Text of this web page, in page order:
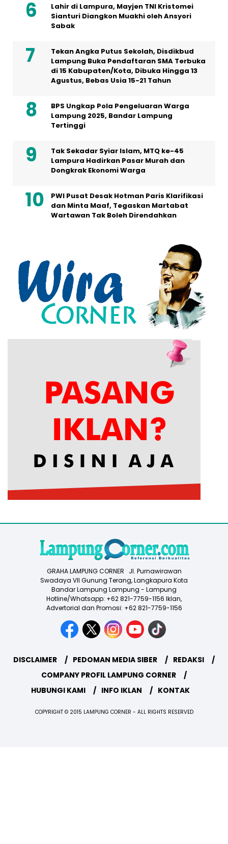
Lahir di Lampura, Mayjen TNI Kristomei
Sianturi Diangkon Muakhi oleh Ansyori
Sabak
Tekan Angka Putus Sekolah, Disdikbud
Lampung Buka Pendaftaran SMA Terbuka
di 15 Kabupaten/Kota, Dibuka Hingga 13
Agustus, Bebas Usia 15-21 Tahun
BPS Ungkap Pola Pengeluaran Warga
Lampung 2025, Bandar Lampung
Tertinggi
Tak Sekadar Syiar Islam, MTQ ke-45
Lampura Hadirkan Pasar Murah dan
Dongkrak Ekonomi Warga
PWI Pusat Desak Hotman Paris Klarifikasi
dan Minta Maaf, Tegaskan Martabat
Wartawan Tak Boleh Direndahkan
GRAHA LAMPUNG CORNER Jl. Purnawirawan
Swadaya VII Gunung Terang, Langkapura Kota
Bandar Lampung Lampung - Lampung
Hotline/Whatsapp: +62 821-7759-1156 Iklan,
Advertorial dan Promosi: +62 821-7759-1156
DISCLAIMER PEDOMAN MEDIA SIBER
REDAKSI
COMPANY PROFIL LAMPUNG CORNER
HUBUNGI KAMI
INFO IKLAN KONTAK
COPYRIGHT © 2015 LAMPUNG CORNER - ALL RIGHTS RESERVED